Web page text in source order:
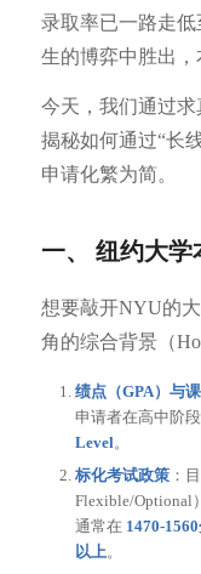
录取率已一路走低
生的博弈中胜出，
今天，我们通过
揭秘如何通过“长
申请化繁为简。
一、 纽约大学
想要敲开NYU的
角的综合背景（
绩点（GPA）与
申请者在高中阶
Level。
标化考试政策：
Flexible/Optional
通常在 1470-
以上。